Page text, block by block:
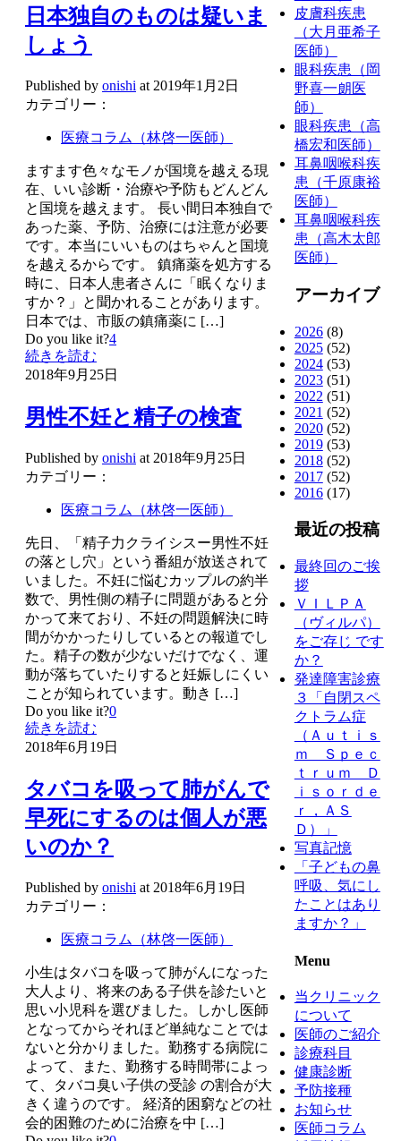
日本独自のものは疑いま
しょう
Published by onishi at 2019年1月2日
カテゴリー：
医療コラム（林啓一医師）
ますます色々なモノが国境を越える現
在、いい診断・治療や予防もどんどん
と国境を越えます。 長い間日本独自で
あった薬、予防、治療には注意が必要
です。本当にいいものはちゃんと国境
を越えるからです。 鎮痛薬を処方する
時に、日本人患者さんに「眠くなりま
すか？」と聞かれることがあります。
日本では、市販の鎮痛薬に […]
Do you like it?4
続きを読む
2018年9月25日
男性不妊と精子の検査
Published by onishi at 2018年9月25日
カテゴリー：
医療コラム（林啓一医師）
先日、「精子力クライシスー男性不妊
の落とし穴」​という番組が放送されて
いました。不妊に悩むカップルの約半
数で、男性側の精子に問題があると分
かって来ており、不妊の問題解決に時
間がかかったりしているとの報道でし
た。精子の数が少ないだけでなく、運
動が落ちていたりすると妊娠しにくい
ことが知られています。動き […]
Do you like it?0
続きを読む
2018年6月19日
タバコを吸って肺がんで
早死にするのは個人が悪
いのか？
Published by onishi at 2018年6月19日
カテゴリー：
医療コラム（林啓一医師）
小生はタバコを吸って肺がんになった
大人より、将来のある子供を診たいと
思い小児科を選びました。しかし医師
となってからそれほど単純なことでは
ないと分かりました。勤務する病院に
よって、また、勤務する時間帯によっ
て、タバコ臭い子供の受診 の割合が大
きく違うのです。 経済的困窮などの社
会的困難のために治療を中 […]
皮膚科疾患
（大月亜希子
医師）
眼科疾患（岡
野喜一朗医
師）
眼科疾患（高
橋宏和医師）
耳鼻咽喉科疾
患（千原康裕
医師）
耳鼻咽喉科疾
患（高木太郎
医師）
アーカイブ
2026(8)
2025(52)
2024(53)
2023(51)
2022 (51)
2021 (52)
2020(52)
2019(53)
2018(52)
2017(52)
2016(17)
最近の投稿
最終回のご挨
拶
ＶＩＬＰＡ
（ヴィルパ）
をご存じ です
か？
発達障害診療
３「自閉スペ
クトラム症
（Ａｕｔｉｓ
ｍ Ｓｐｅｃ
ｔｒｕｍ Ｄ
ｉｓｏｒｄｅ
ｒ，ＡＳ
Ｄ）」
写真記憶
「子どもの鼻
呼吸、気にし
たことはあり
ますか？」
Menu
当クリニック
について
医師のご紹介
診療科目
健康診断
予防接種
お知らせ
医師コラム